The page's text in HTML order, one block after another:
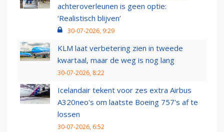
achteroverleunen is geen optie:
‘Realistisch blijven’
30-07-2026, 9:29
KLM laat verbetering zien in tweede
kwartaal, maar de weg is nog lang
30-07-2026, 8:22
Icelandair tekent voor zes extra Airbus
A320neo's om laatste Boeing 757's af te
lossen
30-07-2026, 6:52